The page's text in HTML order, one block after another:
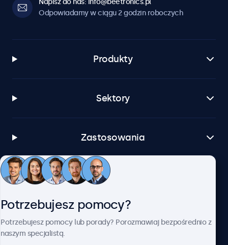
Napisz do nas: info@beetronics.pl
Odpowiadamy w ciągu 2 godzin roboczych
Produkty
Sektory
Zastosowania
Obsługa klienta
Potrzebujesz pomocy?
Potrzebujesz pomocy lub porady? Porozmawiaj bezpośrednio z
naszym specjalistą.